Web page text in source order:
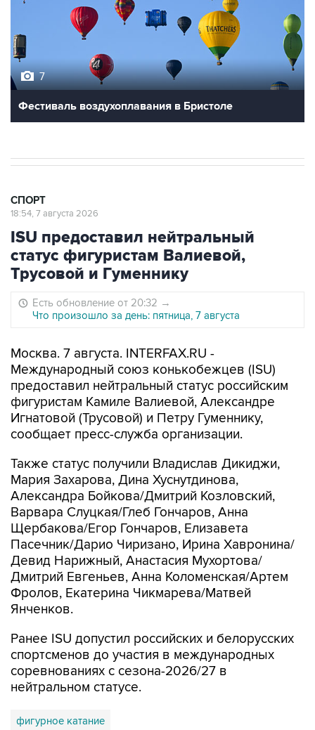
7
Фестиваль воздухоплавания в Бристоле
СПОРТ
18:54, 7 августа 2026
ISU предоставил нейтральный
статус фигуристам Валиевой,
Трусовой и Гуменнику
Есть обновление от 20:32 →
Что произошло за день: пятница, 7 августа
Москва. 7 августа. INTERFAX.RU -
Международный союз конькобежцев (ISU)
предоставил нейтральный статус российским
фигуристам Камиле Валиевой, Александре
Игнатовой (Трусовой) и Петру Гуменнику,
сообщает пресс-служба организации.
Также статус получили Владислав Дикиджи,
Мария Захарова, Дина Хуснутдинова,
Александра Бойкова/Дмитрий Козловский,
Варвара Слуцкая/Глеб Гончаров, Анна
Щербакова/Егор Гончаров, Елизавета
Пасечник/Дарио Чиризано, Ирина Хавронина/
Девид Нарижный, Анастасия Мухортова/
Дмитрий Евгеньев, Анна Коломенская/Артем
Фролов, Екатерина Чикмарева/Матвей
Янченков.
Ранее ISU допустил российских и белорусских
спортсменов до участия в международных
соревнованиях с сезона-2026/27 в
нейтральном статусе.
фигурное катание